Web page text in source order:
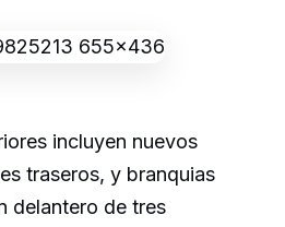
incluyen nuevos
traseros, y branquias
delantero de tres